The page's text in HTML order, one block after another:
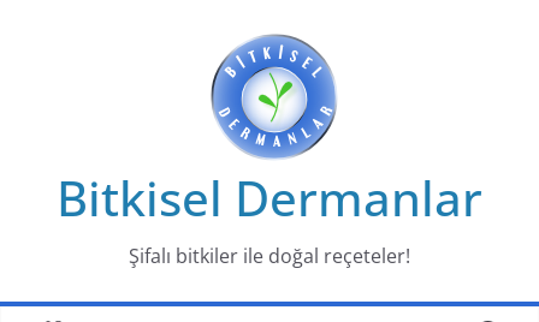
Bitkisel Dermanlar
Şifalı bitkiler ile doğal reçeteler!